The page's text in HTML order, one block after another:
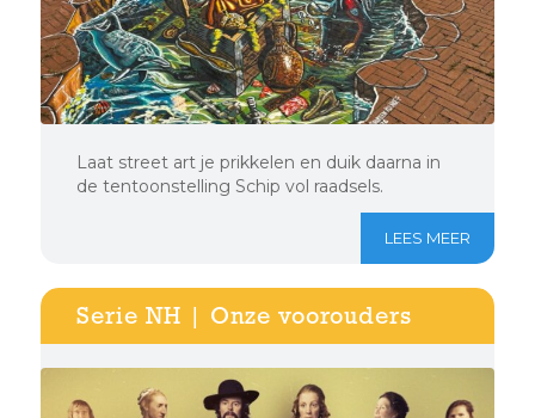
Laat street art je prikkelen en duik daarna in
de tentoonstelling Schip vol raadsels.
LEES MEER
Serie NH | Onze voorouders